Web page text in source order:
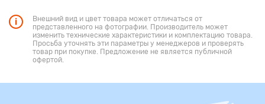
Внешний вид и цвет товара может отличаться от
представленного на фотографии. Производитель может
изменить технические характеристики и комплектацию товара.
Просьба уточнять эти параметры у менеджеров и проверять
товар при покупке. Предложение не является публичной
офертой.